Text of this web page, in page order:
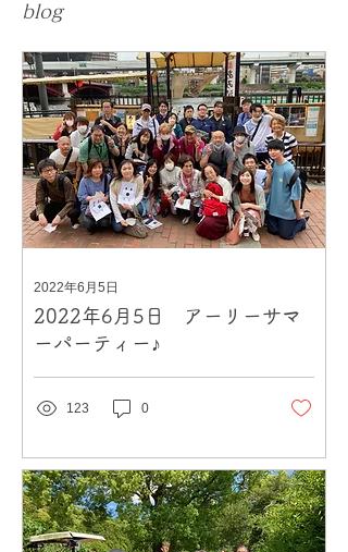
blog
2022年6月5日
2022年6月5日 アーリーサマ
ーパーティー♪
123 0